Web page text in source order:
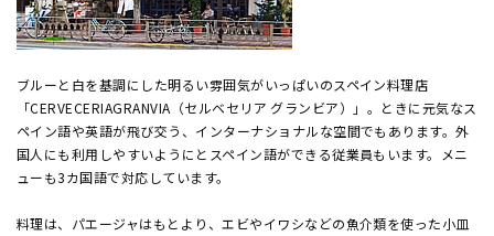
ブルーと白を基調にした明るい雰囲気がいっぱいのスペイン料理店
「CERVECERIAGRANVIA（セルベセリア グランビア）」。ときに元気なス
ペイン語や英語が飛び交う、インターナショナルな空間でもあります。外
国人にも利用しやすいようにとスペイン語ができる従業員もいます。メニ
ューも3カ国語で対応しています。
料理は、パエージャはもとより、エビやイワシなどの魚介類を使った小皿